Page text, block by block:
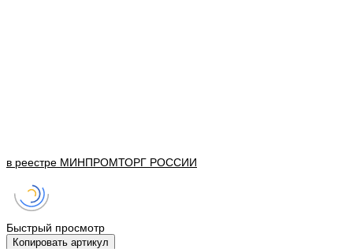
в реестре МИНПРОМТОРГ РОССИИ
Быстрый просмотр
Копировать артикул